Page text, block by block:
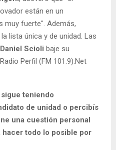
están en un
muy fuerte". Además,
lista única y de unidad. Las
Daniel Scioli baje su
Perfil (FM 101.9).Net
teniendo
de unidad o percibís
una cuestión personal
hacer todo lo posible por